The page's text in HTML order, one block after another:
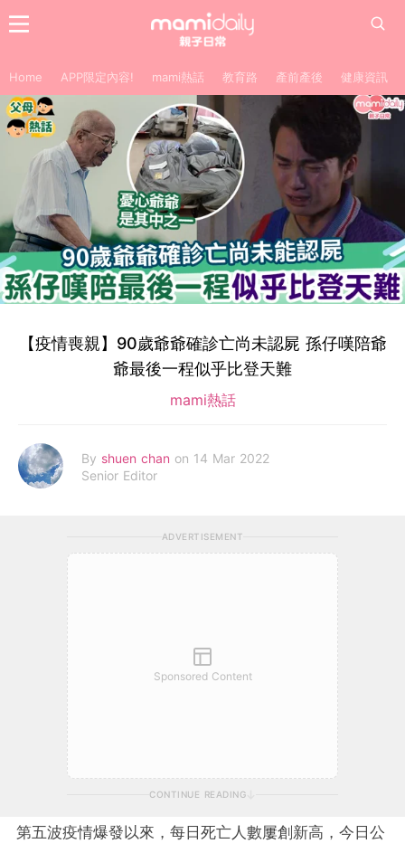
Home APP限定內容! mami熱話 教育路 產前產後 健康資訊
【疫情喪親】90歲爺爺確診亡尚未認屍 孫仔嘆陪爺
爺最後一程似乎比登天難
mami熱話
By shuen chan on 14 Mar 2022
Senior Editor
ADVERTISEMENT
Sponsored Content
CONTINUE READING
第五波疫情爆發以來，每日死亡人數屢創新高，今日公